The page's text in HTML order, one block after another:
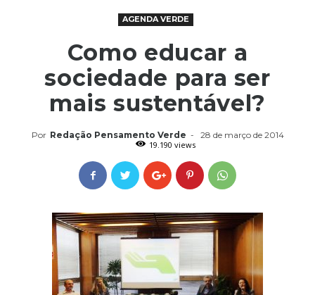
AGENDA VERDE
Como educar a
sociedade para ser
mais sustentável?
Por Redação Pensamento Verde -
28 de março de 2014
19.190 views